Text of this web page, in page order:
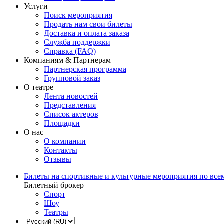
Услуги
Поиск мероприятия
Продать нам свои билеты
Доставка и оплата заказа
Служба поддержки
Справка (FAQ)
Компаниям & Партнерам
Партнерская программа
Групповой заказ
О театре
Лента новостей
Представления
Список актеров
Площадки
О нас
О компании
Контакты
Отзывы
Билеты на спортивные и культурные мероприятия по
Билетный брокер
Спорт
Шоу
Театры